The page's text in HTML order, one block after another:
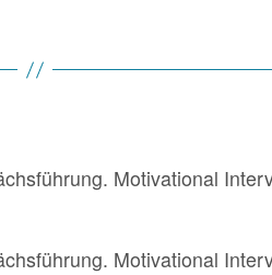
Motivational
Motivational